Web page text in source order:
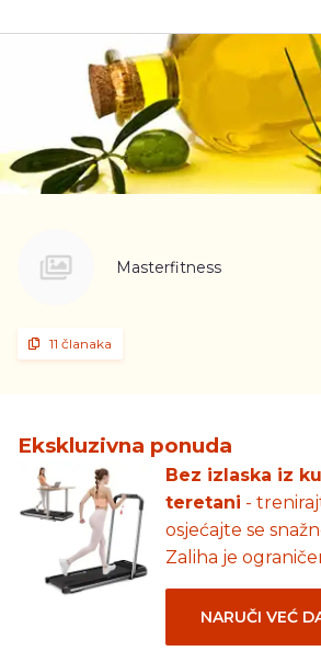
Masterfitness
11 članaka
Ekskluzivna ponuda
Bez izlaska iz
teretani -
osjećajte se
Zaliha je
NARUČI VEĆ